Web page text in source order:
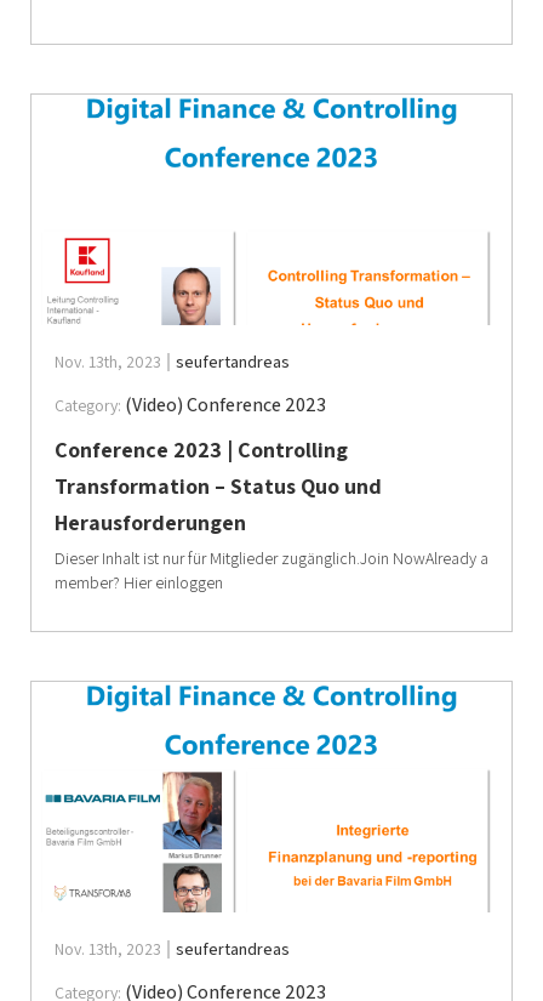
Nov. 13th, 2023
seufertandreas
Category: (Video) Conference 2023
Conference 2023 | Controlling
Transformation – Status Quo und
Herausforderungen
Dieser Inhalt ist nur für Mitglieder zugänglich.Join NowAlready a
member? Hier einloggen
Nov. 13th, 2023
seufertandreas
Category: (Video) Conference 2023